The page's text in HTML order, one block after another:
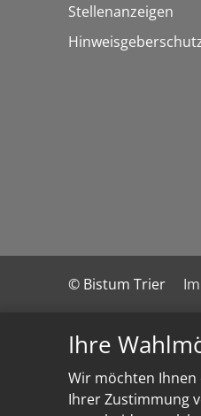
Ihre
Wir möchten Ihnen
Ihrer Zustimmung
Stellenanzeigen
© Bistum Trier